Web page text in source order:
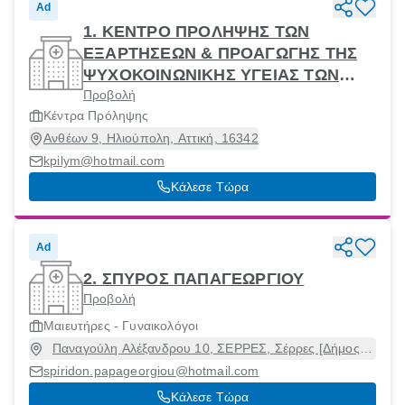
Ad
1. ΚΕΝΤΡΟ ΠΡΟΛΗΨΗΣ ΤΩΝ
ΕΞΑΡΤΗΣΕΩΝ & ΠΡΟΑΓΩΓΗΣ ΤΗΣ
ΨΥΧΟΚΟΙΝΩΝΙΚΗΣ ΥΓΕΙΑΣ ΤΩΝ
ΔΗΜΩΝ ΗΛΙΟΥΠΟΛΗΣ & ΔΑΦΝΗΣ
ΥΜΗΤΤΟΥ
Προβολή
Κέντρα Πρόληψης
Ανθέων 9, Ηλιούπολη, Αττική, 16342
kpilym@hotmail.com
Κάλεσε Τώρα
Ad
2. ΣΠΥΡΟΣ ΠΑΠΑΓΕΩΡΓΙΟΥ
Προβολή
Μαιευτήρες - Γυναικολόγοι
Παναγούλη Αλέξανδρου 10, ΣΕΡΡΕΣ, Σέρρες [Δήμος],
Σέρρες, 62122
spiridon.papageorgiou@hotmail.com
Κάλεσε Τώρα